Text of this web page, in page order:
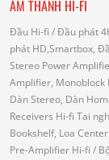
ÂM THANH HI-FI
Đầu Hi-fi / Đầu phát
phát HD,Smartbox,
Stereo Power
Amplifier, Monoblock
Dàn Stereo, Dàn
Receivers Hi-fi Tai
Bookshelf, Loa
Pre-Amplifier Hi-fi /